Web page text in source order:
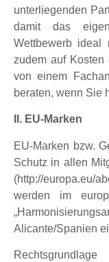
unterliegenden
damit das
Wettbewerb
zudem auf
von einem
beraten, wenn Sie
II. EU-Marken
EU-Marken bzw.
Schutz in allen
(http://europa.eu/
werden im
Alicante/Spanien